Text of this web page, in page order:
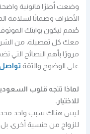
وضعت أطرًا قانونية
الأطراف وضمانًا لسلامة
صُمم ليكون بوابتك
معك كل تفصيلة، من
مرورًا بأهم النصائح التي
على الوضوح والثقة تواصل
لماذا تتجه قلوب
للاختيار.
ليس هناك سبب واحد محدد
للزواج من جنسية أخرى،